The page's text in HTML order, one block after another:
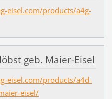
eisel.com/products/a4g-
geb. Maier-Eisel
eisel.com/products/a4d-
eisel/